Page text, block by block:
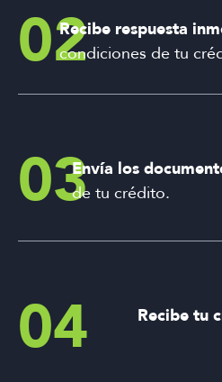
02Recibe respuesta
condiciones de tu
03Envía los
de tu crédito.
04 Recibe tu